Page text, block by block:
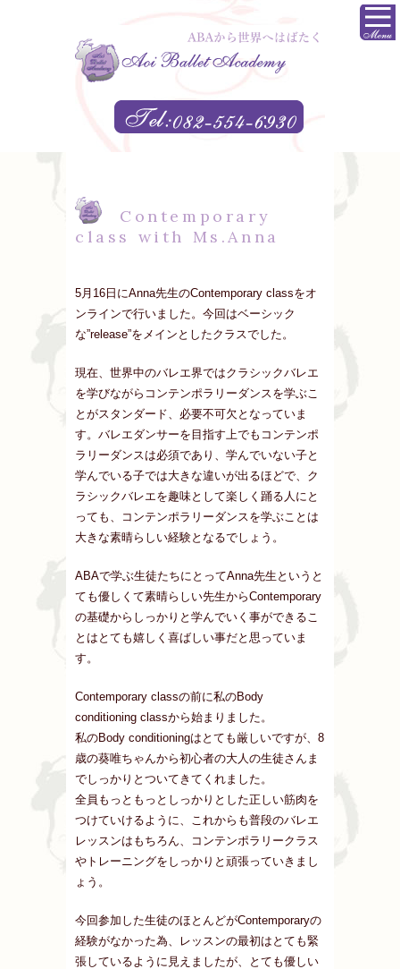
Contemporary
class with Ms.Anna
5月16日にAnna先生のContemporary classをオ
ンラインで行いました。今回はベーシック
な”release”をメインとしたクラスでした。
現在、世界中のバレエ界ではクラシックバレエ
を学びながらコンテンポラリーダンスを学ぶこ
とがスタンダード、必要不可欠となっていま
す。バレエダンサーを目指す上でもコンテンポ
ラリーダンスは必須であり、学んでいない子と
学んでいる子では大きな違いが出るほどで、ク
ラシックバレエを趣味として楽しく踊る人にと
っても、コンテンポラリーダンスを学ぶことは
大きな素晴らしい経験となるでしょう。
ABAで学ぶ生徒たちにとってAnna先生というと
ても優しくて素晴らしい先生からContemporary
の基礎からしっかりと学んでいく事ができるこ
とはとても嬉しく喜ばしい事だと思っていま
す。
Contemporary classの前に私のBody
conditioning classから始まりました。
私のBody conditioningはとても厳しいですが、8
歳の葵唯ちゃんから初心者の大人の生徒さんま
でしっかりとついてきてくれました。
全員もっともっとしっかりとした正しい筋肉を
つけていけるように、これからも普段のバレエ
レッスンはもちろん、コンテンポラリークラス
やトレーニングをしっかりと頑張っていきまし
ょう。
今回参加した生徒のほとんどがContemporaryの
経験がなかった為、レッスンの最初はとても緊
張しているように見えましたが、とても優しい